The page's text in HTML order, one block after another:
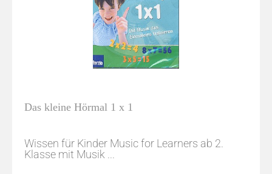
Das kleine Hörmal 1 x 1
Wissen für Kinder Music for Learners ab 2.
Klasse mit Musik ...